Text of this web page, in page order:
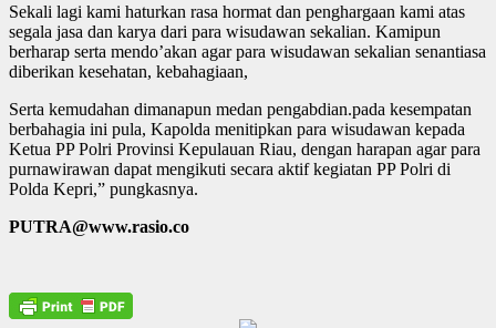
Sekali lagi kami haturkan rasa hormat dan penghargaan kami atas
segala jasa dan karya dari para wisudawan sekalian. Kamipun
berharap serta mendo’akan agar para wisudawan sekalian senantiasa
diberikan kesehatan, kebahagiaan,
Serta kemudahan dimanapun medan pengabdian.pada kesempatan
berbahagia ini pula, Kapolda menitipkan para wisudawan kepada
Ketua PP Polri Provinsi Kepulauan Riau, dengan harapan agar para
purnawirawan dapat mengikuti secara aktif kegiatan PP Polri di
Polda Kepri,” pungkasnya.
PUTRA@www.rasio.co